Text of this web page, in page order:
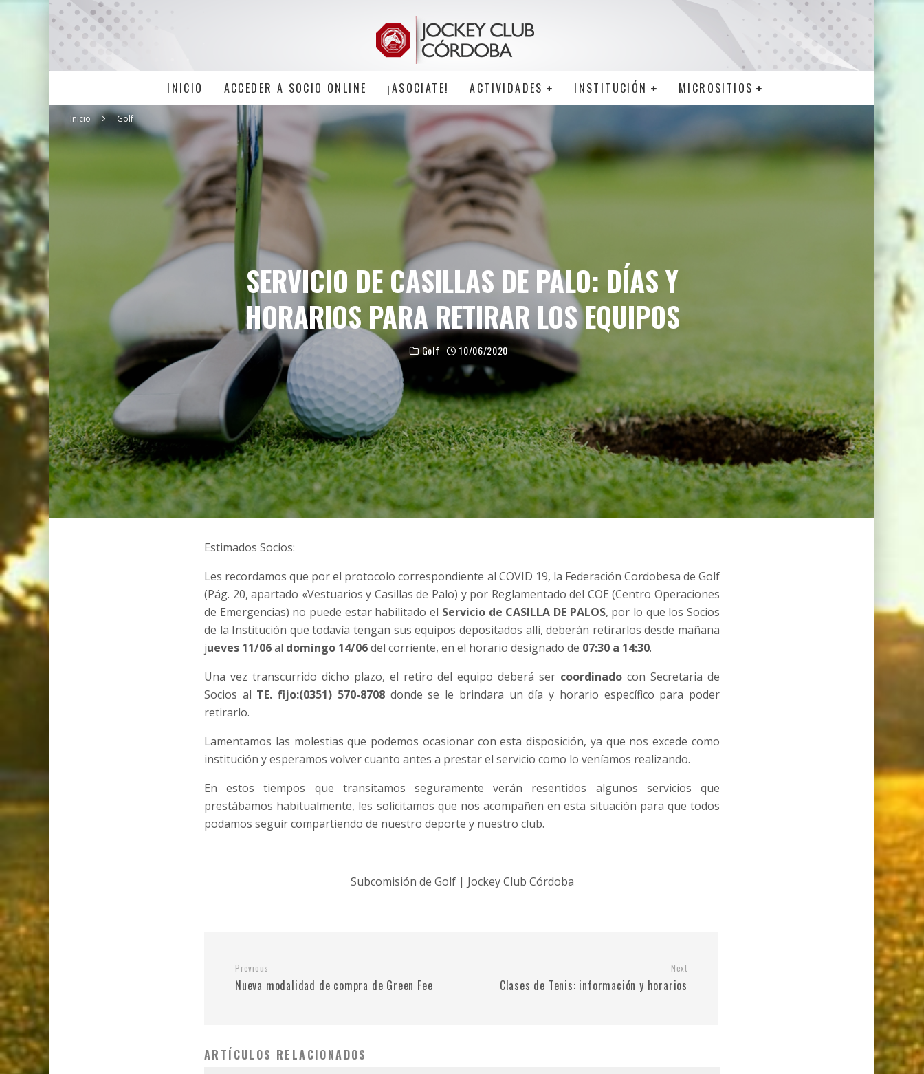
INICIO ACCEDER A SOCIO ONLINE ¡ASOCIATE! ACTIVIDADES INSTITUCIÓN MICROSITIOS
Inicio Golf
SERVICIO DE CASILLAS DE PALO: DÍAS Y
HORARIOS PARA RETIRAR LOS EQUIPOS
Golf 10/06/2020
Estimados Socios:
Les recordamos que por el protocolo correspondiente al COVID 19, la Federación Cordobesa de Golf
(Pág. 20, apartado «Vestuarios y Casillas de Palo) y por Reglamentado del COE (Centro Operaciones
de Emergencias) no puede estar habilitado el Servicio de CASILLA DE PALOS, por lo que los Socios
de la Institución que todavía tengan sus equipos depositados allí, deberán retirarlos desde mañana
jueves 11/06al domingo 14/06del corriente, en el horario designado de 07:30 a 14:30.
Una vez transcurrido dicho plazo, el retiro del equipo deberá ser coordinado con Secretaria de
Socios al TE. fijo:(0351) 570-8708donde se le brindara un día y horario específico para poder
retirarlo.
Lamentamos las molestias que podemos ocasionar con esta disposición, ya que nos excede como
institución y esperamos volver cuanto antes a prestar el servicio como lo veníamos realizando.
En estos tiempos que transitamos seguramente verán resentidos algunos servicios que
prestábamos habitualmente, les solicitamos que nos acompañen en esta situación para que todos
podamos seguir compartiendo de nuestro deporte y nuestro club.
Subcomisión de Golf | Jockey Club Córdoba
Previous
Nueva modalidad de compra de Green Fee
Next
Clases de Tenis: información y horarios
ARTÍCULOS RELACIONADOS